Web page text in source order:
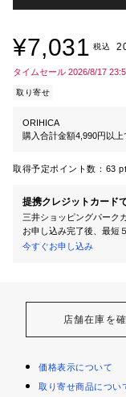
¥7,031 税込
タイムセール 2026/8/17
取り寄せ
ORIHICA
購入合計金額4,990円以上
取得予定ポイント数： 63 pt
提携クレジットカード
三井ショッピングパーク
お申し込み完了後、最短
今すぐお申し込み
店舗在庫を
価格表示について
取り寄せ商品につい